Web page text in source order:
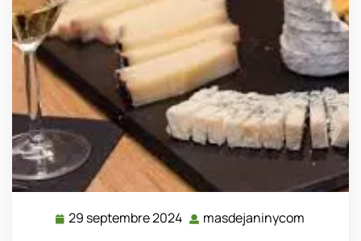
29 septembre 2024 29 masdejaninycom